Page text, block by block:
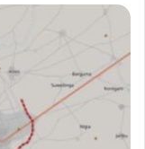
حصار
الفاشر..
خندق
عملاق
يطوق
المدينة!